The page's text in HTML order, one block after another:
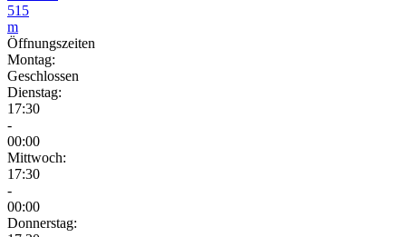
515
m
Öffnungszeiten
Montag:
Geschlossen
Dienstag:
17:30
-
00:00
Mittwoch:
17:30
-
00:00
Donnerstag: